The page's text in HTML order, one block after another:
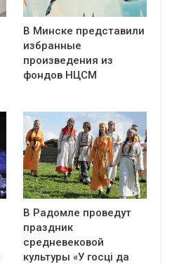
В Минске представили
избранные
произведения из
фондов НЦСМ
В Радомле проведут
праздник
средневековой
культуры «У госці да